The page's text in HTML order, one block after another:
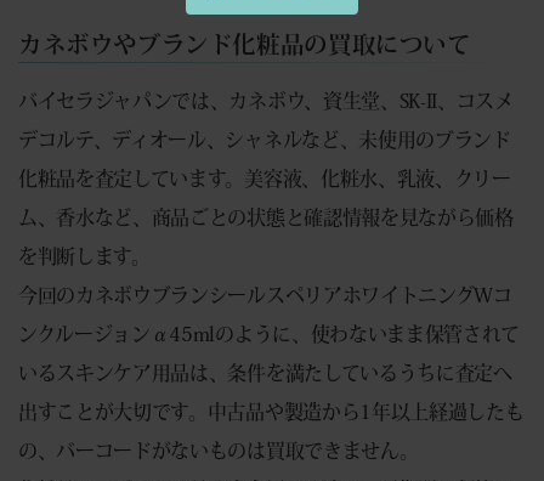
カネボウやブランド化粧品の買取について
バイセラジャパンでは、カネボウ、資生堂、SK-II、コスメ
デコルテ、ディオール、シャネルなど、未使用のブランド
化粧品を査定しています。美容液、化粧水、乳液、クリー
ム、香水など、商品ごとの状態と確認情報を見ながら価格
を判断します。
今回のカネボウブランシールスペリアホワイトニングWコ
ンクルージョンα45mlのように、使わないまま保管されて
いるスキンケア用品は、条件を満たしているうちに査定へ
出すことが大切です。中古品や製造から1年以上経過したも
の、バーコードがないものは買取できません。